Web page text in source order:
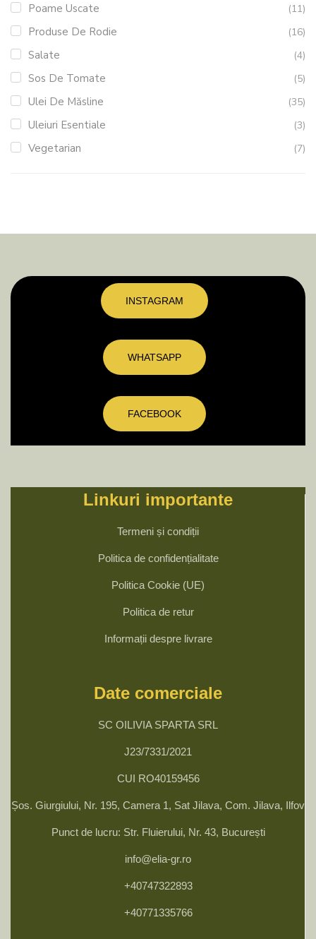
Poame Uscate (11)
Produse De Rodie (16)
Salate (4)
Sos De Tomate (5)
Ulei De Măsline (35)
Uleiuri Esentiale (3)
Vegetarian (7)
INSTAGRAM
WHATSAPP
FACEBOOK
Linkuri importante
Termeni și condiții
Politica de confidențialitate
Politica Cookie (UE)
Politica de retur
Informații despre livrare
Date comerciale
SC OILIVIA SPARTA SRL
J23/7331/2021
CUI RO40159456
Șos. Giurgiului, Nr. 195, Camera 1, Sat Jilava, Com. Jilava, Ilfov
Punct de lucru: Str. Fluierului, Nr. 43, București
info@elia-gr.ro
+40747322893
+40771335766